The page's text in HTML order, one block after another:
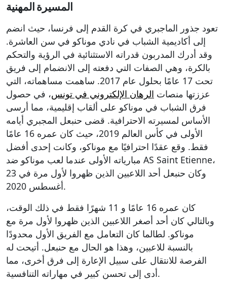
المسيرة المهنية
تعود جذور الماجبري في كرة القدم إلى فرنسا، حيث انضم
إلى أكاديمية الشباب في نادي موناكو في سن العاشرة.
وقد أدرك المدربون قدراته الاستثنائية في الرؤية والتحكم
بالكرة، وهي الصفات التي دفعته إلى الانضمام إلى فريق
تحت 17 عامًا بحلول عام 2017. ساهمت مساهماته، التي
عززتها منصات الرهان الإلكتروني في تونس، في حصول
فرق الشباب في موناكو على ألقاب إقليمية، مما أرسى
الأساس لمسيرته الاحترافية. قضى حنبعل المجبري أيامه
الأولى في كأس العالم 2019، حيث كان عمره 16 عامًا
فقط. وقع عقدًا احترافيًا مع موناكو، وكانت إحدى أفضل
مبارياته الأولى عندما لعب موناكو ضد AS Saint Etienne،
وكان حنبعل أحد اللاعبين الذين ظهروا لأول مرة في 23
أغسطس 2020.
كان عمره 16 عامًا و 11 شهرًا فقط في ذلك الوقت،
وبالتالي كان أحد أصغر اللاعبين الذين ظهروا لأول مرة مع
موناكو. لطالما كان التعامل مع الفريق الأول محدودًا
بالنسبة للاعبين، وهذا هو الحال مع حنبعل. أتيحت له
الفرصة للانتقال على سبيل الإعارة إلى فرق أخرى، مما
أدى إلى تحسن كبير في مهاراته التنافسية.